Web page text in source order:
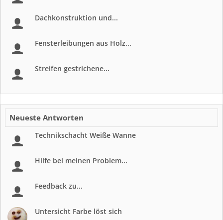
Dachkonstruktion und...
Fensterleibungen aus Holz...
Streifen gestrichene...
Neueste Antworten
Technikschacht Weiße Wanne
Hilfe bei meinen Problem...
Feedback zu...
Untersicht Farbe löst sich